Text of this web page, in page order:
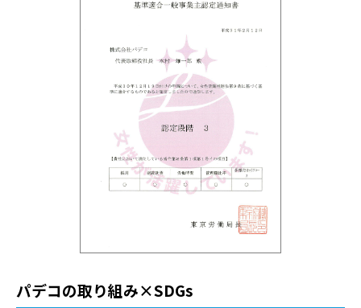
パデコの取り組み×SDGs